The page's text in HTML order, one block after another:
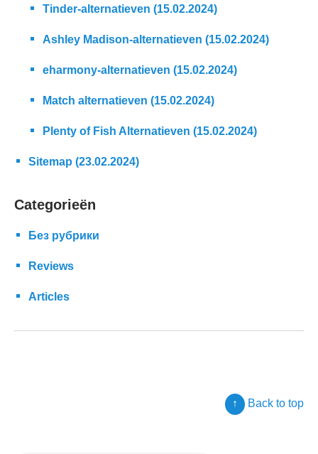
Tinder-alternatieven (15.02.2024)
Ashley Madison-alternatieven (15.02.2024)
eharmony-alternatieven (15.02.2024)
Match alternatieven (15.02.2024)
Plenty of Fish Alternatieven (15.02.2024)
Sitemap (23.02.2024)
Categorieën
Без рубрики
Reviews
Articles
↑ Back to top